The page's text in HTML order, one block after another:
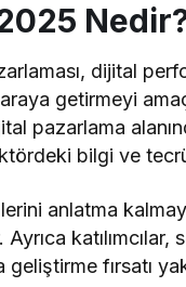
dijital
getirmeyi
pazarlama
bilgi ve
anlatma
fırsatı